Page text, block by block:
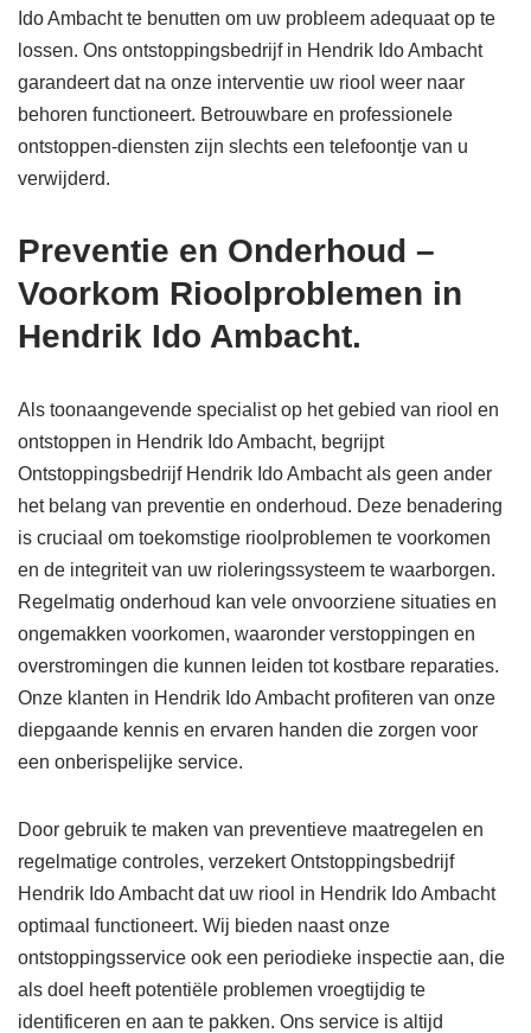
Ido Ambacht te benutten om uw probleem adequaat op te
lossen. Ons ontstoppingsbedrijf in Hendrik Ido Ambacht
garandeert dat na onze interventie uw riool weer naar
behoren functioneert. Betrouwbare en professionele
ontstoppen-diensten zijn slechts een telefoontje van u
verwijderd.
Preventie en Onderhoud –
Voorkom Rioolproblemen in
Hendrik Ido Ambacht.
Als toonaangevende specialist op het gebied van riool en
ontstoppen in Hendrik Ido Ambacht, begrijpt
Ontstoppingsbedrijf Hendrik Ido Ambacht als geen ander
het belang van preventie en onderhoud. Deze benadering
is cruciaal om toekomstige rioolproblemen te voorkomen
en de integriteit van uw rioleringssysteem te waarborgen.
Regelmatig onderhoud kan vele onvoorziene situaties en
ongemakken voorkomen, waaronder verstoppingen en
overstromingen die kunnen leiden tot kostbare reparaties.
Onze klanten in Hendrik Ido Ambacht profiteren van onze
diepgaande kennis en ervaren handen die zorgen voor
een onberispelijke service.
Door gebruik te maken van preventieve maatregelen en
regelmatige controles, verzekert Ontstoppingsbedrijf
Hendrik Ido Ambacht dat uw riool in Hendrik Ido Ambacht
optimaal functioneert. Wij bieden naast onze
ontstoppingsservice ook een periodieke inspectie aan, die
als doel heeft potentiële problemen vroegtijdig te
identificeren en aan te pakken. Ons service is altijd